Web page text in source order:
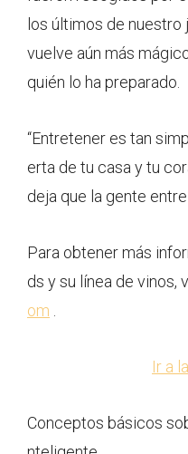
los últimos de nuestro
vuelve aún más
quién lo ha preparado.
“Entretener es tan
erta de tu casa y tu
deja que la gente
Para obtener más
ds y su línea de vinos,
om .
Ir a
Conceptos básicos